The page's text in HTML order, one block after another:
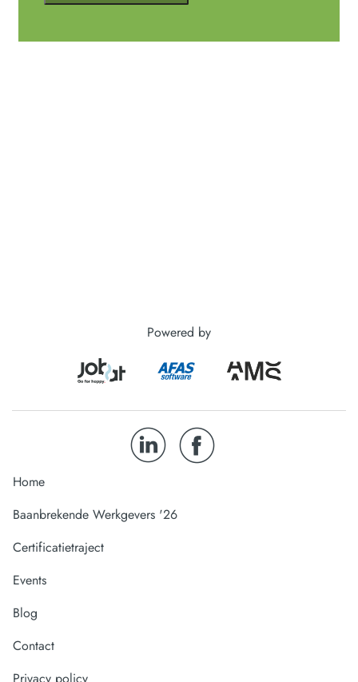
Powered by
Home
Baanbrekende Werkgevers '26
Certificatietraject
Events
Blog
Contact